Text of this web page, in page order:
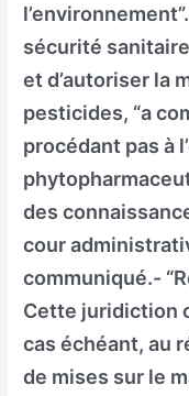
sécurité
et d’autoriser la
pesticides, “a
procédant pas à
des
cour
communiqué.-
Cette juridiction
cas échéant, au
de mises sur le